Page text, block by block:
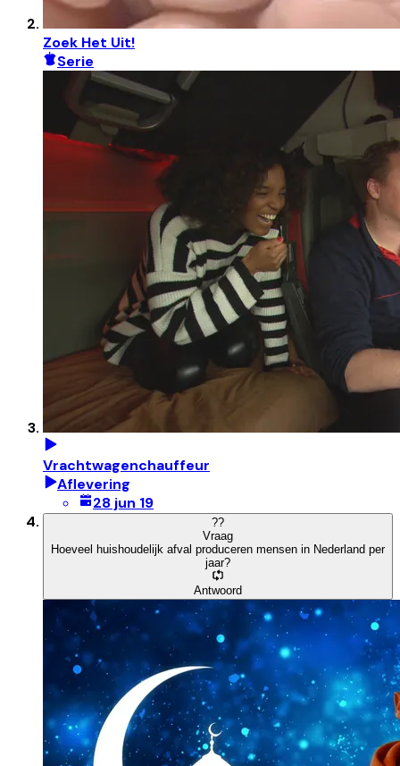
Zoek Het Uit!
Serie
Vrachtwagenchauffeur
Aflevering
28 jun 19
??
Vraag
Hoeveel huishoudelijk afval produceren mensen in Nederland per
jaar?
Antwoord